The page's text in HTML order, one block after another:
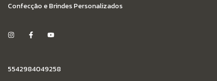
Confecção e Brindes Personalizados
5542984049258